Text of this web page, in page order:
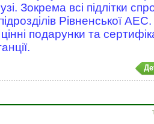
Зокрема всі підлітки
Рівненської АЕС.
подарунки та